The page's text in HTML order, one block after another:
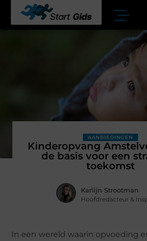
AANBIEDINGEN
Kinderopvang
de basis voor een
toekomst
Karlijn Strootman
Hoofdredacteur &
In een wereld waarin opvoeding